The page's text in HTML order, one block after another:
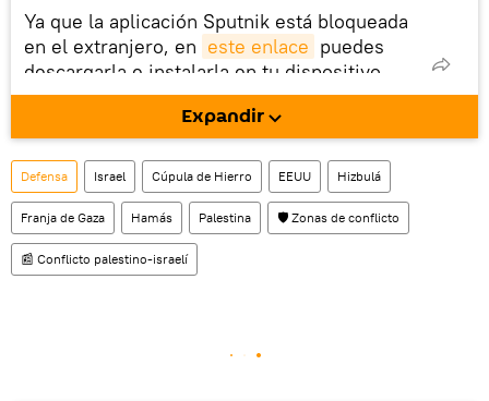
Ya que la aplicación Sputnik está bloqueada
en el extranjero, en este enlace puedes
descargarla e instalarla en tu dispositivo
móvil (¡solo para Android!).
También tenemos una cuenta en la red
social rusa VK .
Expandir
Defensa Israel Cúpula de Hierro EEUU Hizbulá
Franja de Gaza Hamás Palestina 🛡️ Zonas de conflicto
📰 Conflicto palestino-israelí